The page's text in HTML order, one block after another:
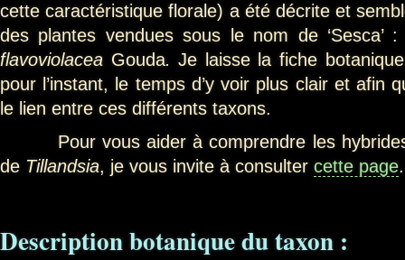
cette caractéristique florale) a été décrite et
des plantes vendues sous le nom de ‘Sesca’
flavoviolacea Gouda.Je laisse la fiche
pour l’instant, le temps d’y voir plus clair et afin
le lien entre ces différents taxons.
Pour vous aider à comprendre les
de Tillandsia, je vous invite à consulter cette page.
Description botanique du taxon :